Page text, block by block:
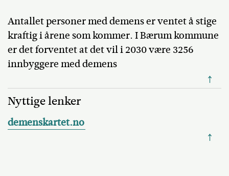
Antallet personer med demens er ventet å stige
kraftig i årene som kommer. I Bærum kommune
er det forventet at det vil i 2030 være 3256
innbyggere med demens
↑
Nyttige lenker
demenskartet.no
↑